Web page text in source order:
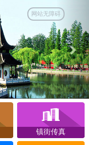
网站无障碍
镇街传真